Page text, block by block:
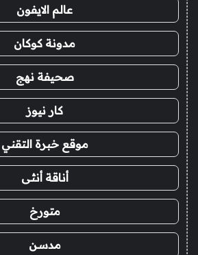
عالم الايفون
مدونة كوكان
صحيفة نهج
كار نيوز
موقع خبرة التقني
أناقة أنثى
متورخ
مدسن